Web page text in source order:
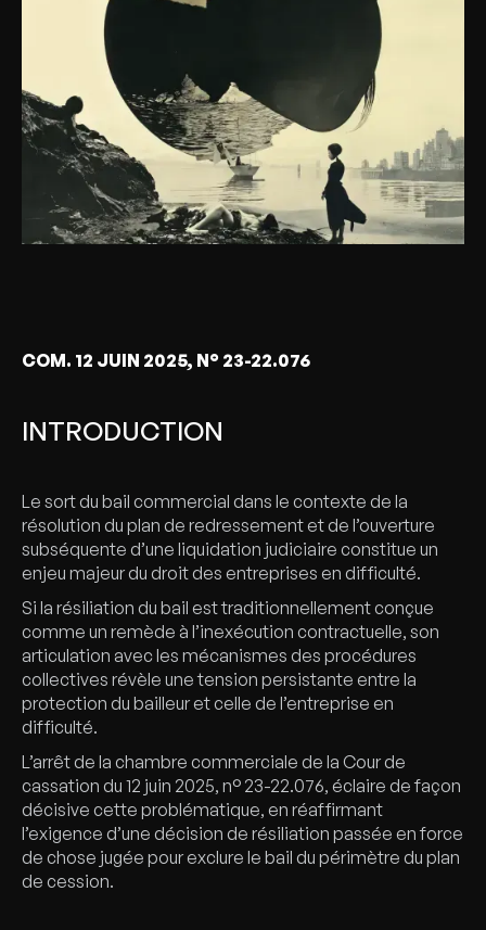
COM. 12 JUIN 2025, N° 23-22.076
INTRODUCTION
Le sort du bail commercial dans le contexte de la
résolution du plan de redressement et de l’ouverture
subséquente d’une liquidation judiciaire constitue un
enjeu majeur du droit des entreprises en difficulté.
Si la résiliation du bail est traditionnellement conçue
comme un remède à l’inexécution contractuelle, son
articulation avec les mécanismes des procédures
collectives révèle une tension persistante entre la
protection du bailleur et celle de l’entreprise en
difficulté.
L’arrêt de la chambre commerciale de la Cour de
cassation du 12 juin 2025, n° 23-22.076, éclaire de façon
décisive cette problématique, en réaffirmant
l’exigence d’une décision de résiliation passée en force
de chose jugée pour exclure le bail du périmètre du plan
de cession.